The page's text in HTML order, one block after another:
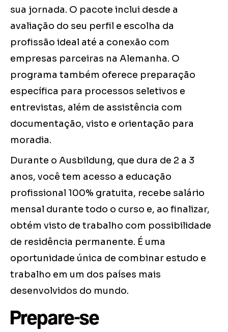
sua jornada. O pacote inclui desde a
avaliação do seu perfil e escolha da
profissão ideal até a conexão com
empresas parceiras na Alemanha. O
programa também oferece preparação
específica para processos seletivos e
entrevistas, além de assistência com
documentação, visto e orientação para
moradia.
Durante o Ausbildung, que dura de 2 a 3
anos, você tem acesso a educação
profissional 100% gratuita, recebe salário
mensal durante todo o curso e, ao finalizar,
obtém visto de trabalho com possibilidade
de residência permanente. É uma
oportunidade única de combinar estudo e
trabalho em um dos países mais
desenvolvidos do mundo.
Prepare-se